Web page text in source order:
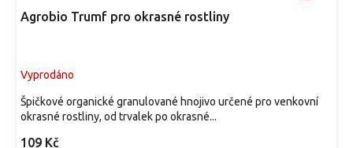
Agrobio Trumf pro okrasné rostliny
Vyprodáno
109 Kč
Špičkové organické granulované hnojivo určené pro venkovní
okrasné rostliny, od trvalek po okrasné...